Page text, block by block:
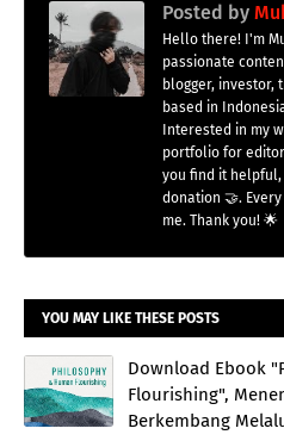
Posted by
Hello there! I'm
passionate
blogger, investor,
based in
Interested in my
portfolio for
you find it
donation 🤝.
me. Thank you! 🌟
YOU MAY LIKE THESE POSTS
Download Ebook
Flourishing",
Berkembang